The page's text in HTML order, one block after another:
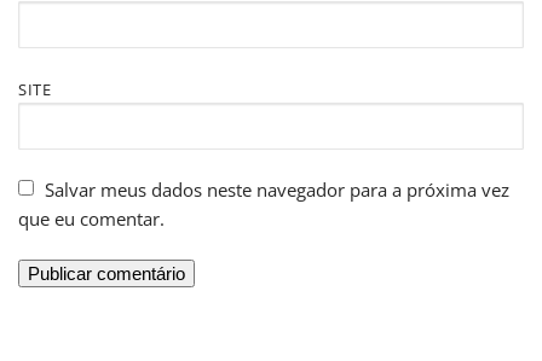
SITE
Salvar meus dados neste navegador para a próxima vez
que eu comentar.